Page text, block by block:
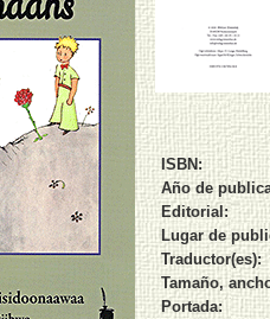
ISBN:
Año de
Editorial:
Lugar de
Traductor(es):
Tamaño,
Portada: